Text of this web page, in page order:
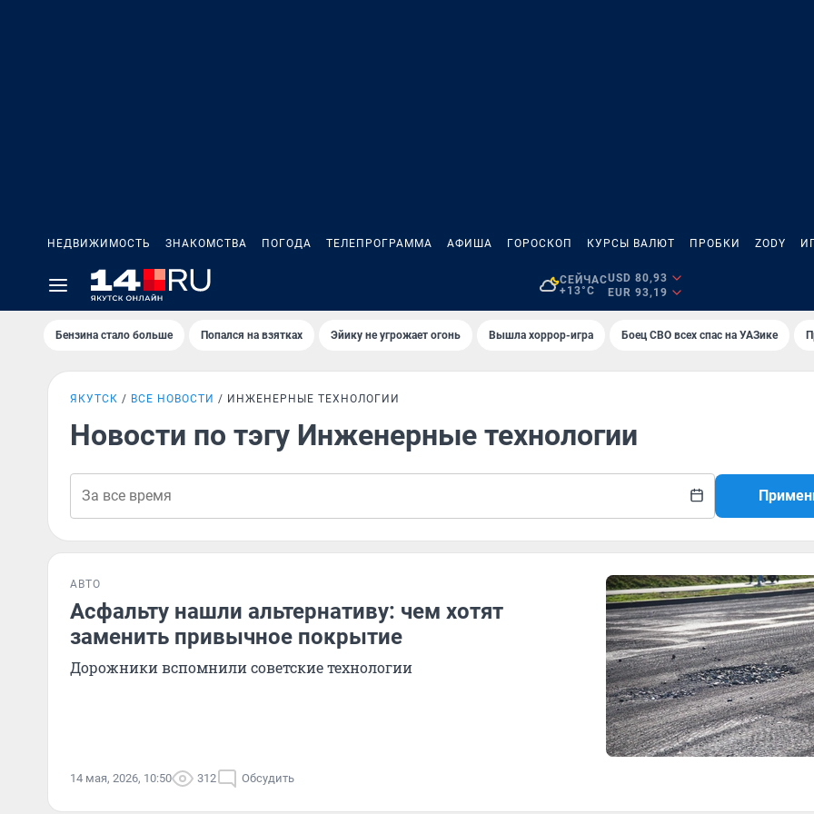
НЕДВИЖИМОСТЬ ЗНАКОМСТВА ПОГОДА ТЕЛЕПРОГРАММА АФИША ГОРОСКОП КУРСЫ ВАЛЮТ ПРОБКИ ZODY
СЕЙЧАС
+13°C
USD 80,93
EUR 93,19
Бензина стало больше Попался на взятках Эйику не угрожает огонь Вышла хоррор-игра Боец СВО всех спас на УАЗике
ЯКУТСК ВСЕ НОВОСТИ ИНЖЕНЕРНЫЕ ТЕХНОЛОГИИ
Новости по тэгу Инженерные технологии
АВТО
Асфальту нашли альтернативу: чем хотят
заменить привычное покрытие
Дорожники вспомнили советские технологии
14 мая, 2026, 10:50 312 Обсудить